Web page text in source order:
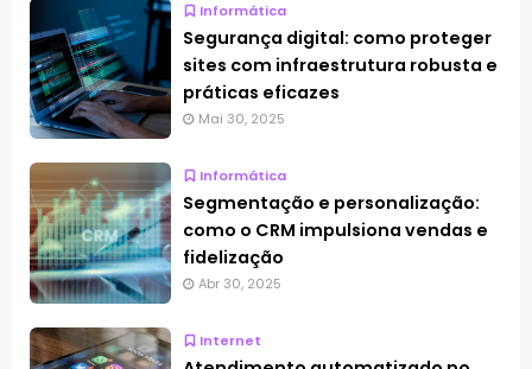
Informática
Segurança digital: como proteger
sites com infraestrutura robusta e
práticas eficazes
Mai 30, 2025
Informática
Segmentação e personalização:
como o CRM impulsiona vendas e
fidelização
Abr 30, 2025
Internet